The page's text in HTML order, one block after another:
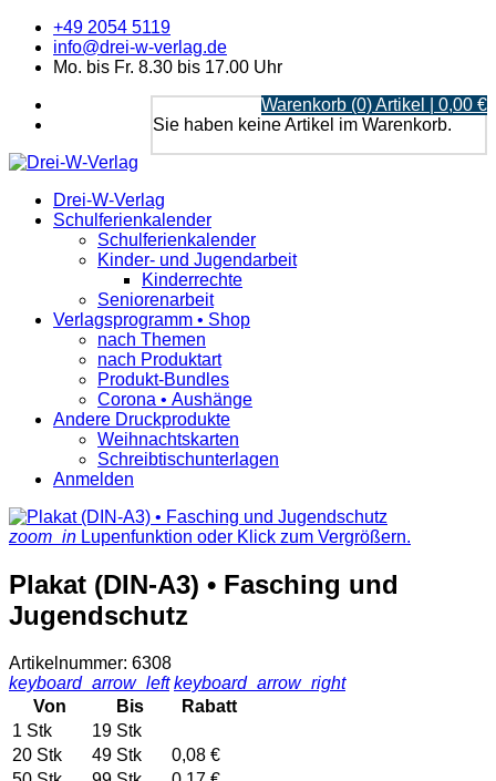
+49 2054 5119
info@drei-w-verlag.de
Mo. bis Fr. 8.30 bis 17.00 Uhr
Warenkorb (0) Artikel | 0,00 €
Sie haben keine Artikel im Warenkorb.
Drei-W-Verlag
Schulferienkalender
Schulferienkalender
Kinder- und Jugendarbeit
Kinderrechte
Seniorenarbeit
Verlagsprogramm • Shop
nach Themen
nach Produktart
Produkt-Bundles
Corona • Aushänge
Andere Druckprodukte
Weihnachtskarten
Schreibtischunterlagen
Anmelden
zoom_in Lupenfunktion oder Klick zum Vergrößern.
Plakat (DIN-A3) • Fasching und
Jugendschutz
Artikelnummer: 6308
keyboard_arrow_left keyboard_arrow_right
Von
Bis
Rabatt
1 Stk
19 Stk
20 Stk
49 Stk
0,08 €